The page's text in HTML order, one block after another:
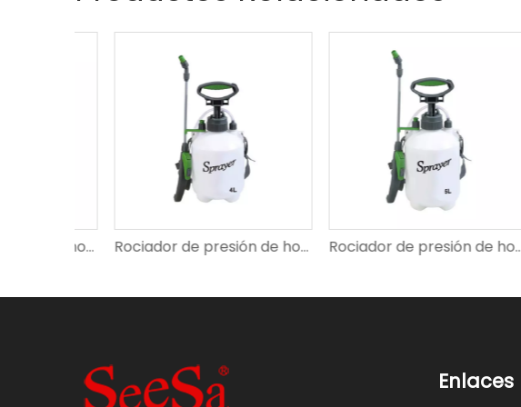
Rociador de presión de hombro SX-CS889 Rociador de presión de hombro SX-CS896